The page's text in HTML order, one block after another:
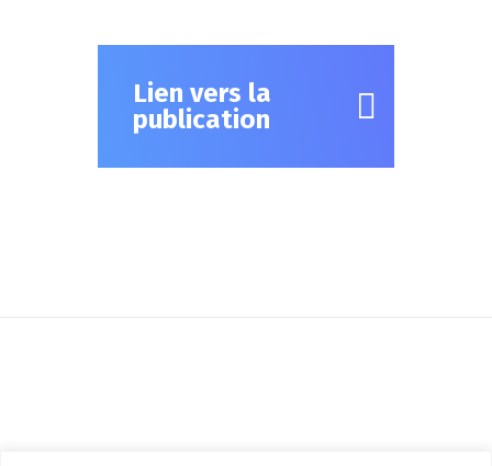
Lien vers la
publication